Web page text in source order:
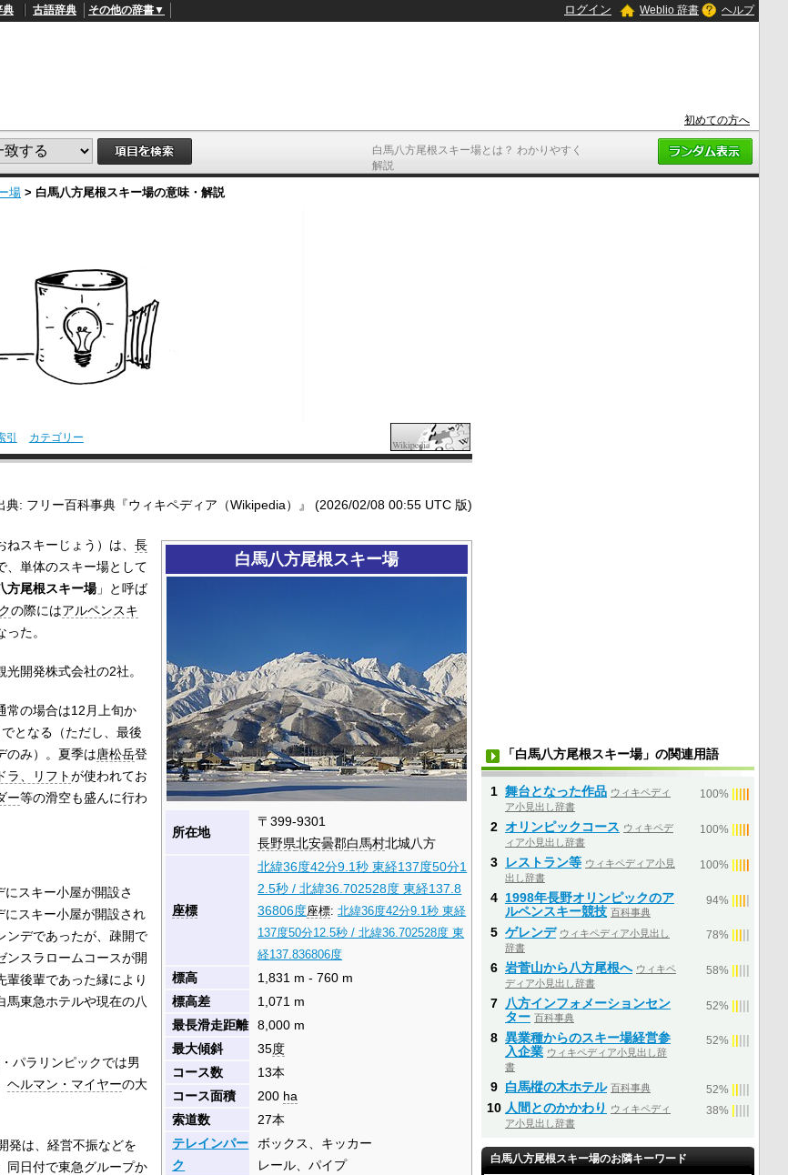
白馬八方尾根スキー場とは？ わかりやすく
解説
典 古語辞典 その他の辞書▼ ログイン Weblio 辞書 ヘルプ
初めての方へ
場 > 白馬八方尾根スキー場の意味・解説
引 カテゴリー
典: フリー百科事典『ウィキペディア（Wikipedia）』 (2026/02/08 00:55 UTC 版)
白馬八方尾根スキー場
所在地
〒399-9301
長野県北安曇郡白馬村北城八方
座標
北緯36度42分9.1秒 東経137度50分1
2.5秒 /北緯36.702528度 東経137.8
36806度座標:北緯36度42分9.1秒 東経
137度50分12.5秒 /北緯36.702528度 東
経137.836806度
標高
1,831 m - 760 m
標高差
1,071 m
最長滑走距離
8,000 m
最大傾斜
35度
コース数
13本
コース面積
200 ha
索道数
27本
テレインパー
ク
ボックス、キッカー
レール、パイプ
スキーじょう）は、 長
、単体のスキー場として
方尾根スキー場」と呼ば
の際にはアルペンスキ
た。
開発株式会社の2社。
常の場合は12月上旬か
となる（ただし、最後
のみ）。夏季は唐松岳登
ラ、リフトが使われてお
ー等の滑空も盛んに行わ
スキー小屋が開設さ
スキー小屋が開設され
ンデであったが、疎開で
ンスラロームコースが開
輩後輩であった縁により
馬東急ホテルや現在の八
・パラリンピックでは男
ヘルマン・マイヤーの大
発は、経営不振などを
同日付で東急グループか
「白馬八方尾根スキー場」の関連用語
1 舞台となった作品 ウィキペディ
ア小見出し辞書
100%
2 オリンピックコース ウィキペデ
ィア小見出し辞書
100%
3 レストラン等 ウィキペディア小見
出し辞書
100%
4 1998年長野オリンピックのア
ルペンスキー競技 百科事典
94%
5 ゲレンデ ウィキペディア小見出し
辞書
78%
6 岩菅山から八方尾根へ ウィキペ
ディア小見出し辞書
58%
7 八方インフォメーションセン
ター 百科事典
52%
8 異業種からのスキー場経営参
入企業 ウィキペディア小見出し辞
書
52%
9 白馬樅の木ホテル 百科事典 52%
10 人間とのかかわり
ウィキペディ
ア小見出し辞書
38%
白馬八方尾根スキー場のお隣キーワード